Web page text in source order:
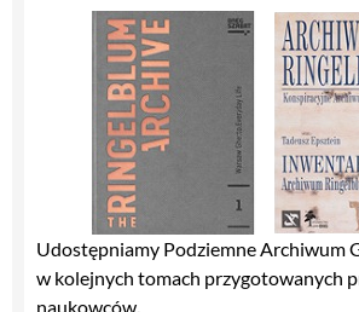
Udostępniamy Podziemne Archiwum
w kolejnych tomach przygotowanych
naukowców.